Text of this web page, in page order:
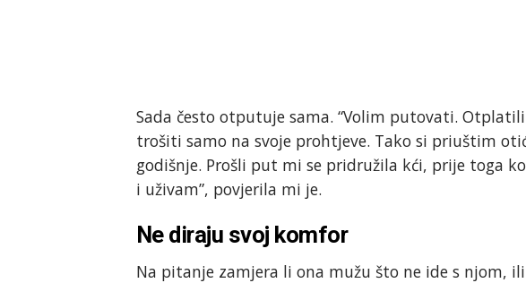
Sada često otputuje sama. “Volim putovati.
trošiti samo na svoje prohtjeve. Tako si priuštim
godišnje. Prošli put mi se pridružila kći, prije toga
i uživam”, povjerila mi je.
Ne diraju svoj komfor
Na pitanje zamjera li ona mužu što ne ide s njom,